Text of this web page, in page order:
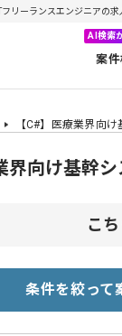
フリーランスエンジニアの
AI検索
案件
【C#】医療業界向
界向け基幹
こ
条件を絞って